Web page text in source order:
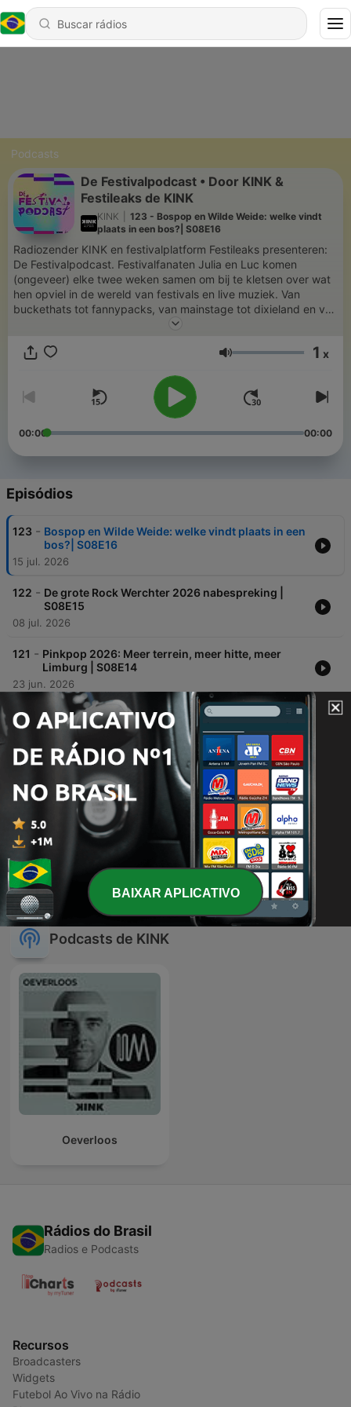
Podcasts
De Festivalpodcast • Door KINK &
Festileaks de KINK
KINK
123 - Bospop en Wilde Weide: welke vindt
plaats in een bos?| S08E16
Radiozender KINK en festivalplatform Festileaks presenteren:
De Festivalpodcast. Festivalfanaten Julia en Luc komen
(ongeveer) elke twee weken samen om bij te kletsen over wat
hen opviel in de wereld van festivals en live muziek. Van
buckethats tot fannypacks, van mainstage tot dixieland en van
timetable tetris tot bier: luister je mee naar dit plezier? In de
Nederland (en daarbuiten!). Tijdens de rest van het jaar
besproken en vooral veel lekkere muziek geluisterd om warm
te lopen voor het festivalseizoen. Dat doen onze hosts echter
nooit alleen, want De Festivalpodcast is niks zonder de
levendige community. Je bent van harte uitgenodigd om mee
(festileaks.com/whatsapp) of via het Festival Forum
festivals zelf!
Volume 1 x
00:00 00:00
Episódios
123 - Bospop en Wilde Weide: welke vindt plaats in een
bos?| S08E16
15 jul. 2026
122 - De grote Rock Werchter 2026 nabespreking |
S08E15
08 jul. 2026
121 - Pinkpop 2026: Meer terrein, meer hitte, meer
Limburg | S08E14
23 jun. 2026
120 - Best Kept Secret 2026: grootser dan ooit? |
S08E13
17 jun. 2026
De grote (kring)verjaardag van Dauwpop 2026 |
S08E12
Mostrar mais episódios
Podcasts de KINK
Oeverloos
Rádios do Brasil
Radios e Podcasts
Recursos
Broadcasters
Widgets
Futebol Ao Vivo na Rádio
BAIXAR APLICATIVO